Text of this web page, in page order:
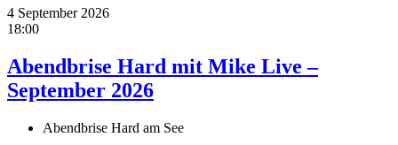
4 September 2026
18:00
Abendbrise Hard mit Mike Live –
September 2026
Abendbrise Hard am See